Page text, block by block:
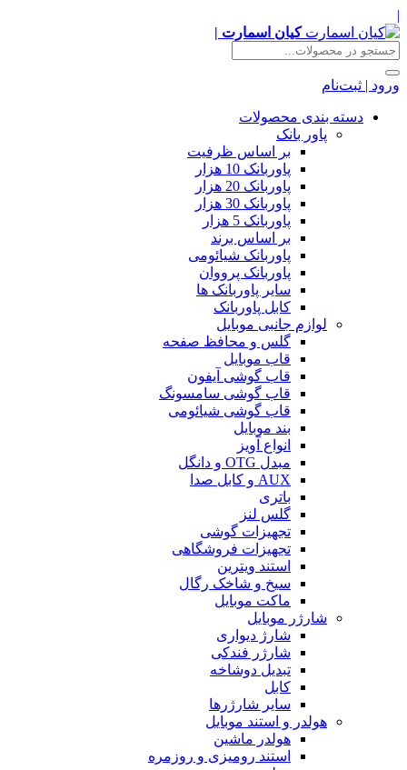
|
کیان اسمارت |
ورود | ثبت‌نام
دسته بندی محصولات
پاور بانک
بر اساس ظرفیت
پاوربانک 10 هزار
پاوربانک 20 هزار
پاوربانک 30 هزار
پاوربانک 5 هزار
بر اساس برند
پاوربانک شیائومی
پاوربانک پرووان
سایر پاوربانک ها
کابل پاوربانک
لوازم جانبی موبایل
گلس و محافظ صفحه
قاب موبایل
قاب گوشی آیفون
قاب گوشی سامسونگ
قاب گوشی شیائومی
بند موبایل
انواع آویز
مبدل OTG و دانگل
AUX و کابل صدا
باتری
گلس لنز
تجهیزات گوشی
تجهیزات فروشگاهی
استند ویترین
سیخ و شاخک رگال
ماکت موبایل
شارژر موبایل
شارژ دیواری
شارژر فندکی
تبدیل دوشاخه
کابل
سایر شارژرها
هولدر و استند موبایل
هولدر ماشین
استند رومیزی و روزمره